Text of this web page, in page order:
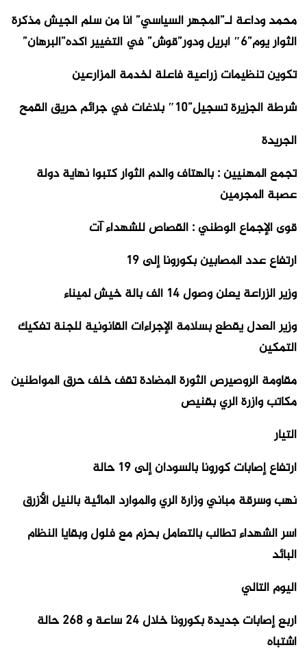
محمد وداعة لـ”المجهر السياسي” أنا من سلم الجيش مذكرة
الثوار يوم”6″ أبريل ودور”قوش” في التغيير أكده”البرهان”
تكوين تنظيمات زراعية فاعلة لخدمة المزارعين
شرطة الجزيرة تسجيل”10″ بلاغات في جرائم حريق القمح
الجريدة
تجمع المهنيين : بالهتاف والدم الثوار كتبوا نهاية دولة
عصبة المجرمين
قوى الإجماع الوطني : القصاص للشهداء آت
ارتفاع عدد المصابين بكورونا إلى 19
وزير الزراعة يعلن وصول 14 ألف بالة خيش لميناء
وزير العدل يقطع بسلامة الإجراءات القانونية للجنة تفكيك
التمكين
مقاومة الروصيرص الثورة المضادة تقف خلف حرق المواطنين
مكاتب وازرة الري بقنيص
التيار
ارتفاع إصابات كورونا بالسودان إلى 19 حالة
نهب وسرقة مباني وزارة الري والموارد المائية بالنيل الأزرق
أسر الشهداء تطالب بالتعامل بحزم مع فلول وبقايا النظام
البائد
اليوم التالي
اربع إصابات جديدة بكورونا خلال 24 ساعة و 268 حالة
اشتباه